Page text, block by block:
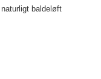
baldeløft